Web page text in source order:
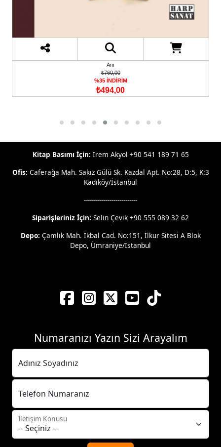
Anı
₺760,00
%35 İNDİRİM
₺494,00
Kitap Basımı İçin: İrem Akyol +90 541 189 71 65
Ofis: Caferağa Mah. Sakız Gülü Sk. Kazdal Apt. No:28, D:5, K:3
Kadıköy/İstanbul
---------------------------
Siparişleriniz İçin: Selin Çevik +90 555 089 32 62
Depo: Çamlık Mah. İkbal Cad. No:151, İlkur Sitesi A Blok
Depo, Ümraniye/İstanbul
Numaranızı Yazın Sizi Arayalım
Adınız Soyadınız
Telefon Numaranız
İletişim Konusu